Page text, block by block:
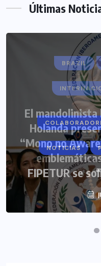
Últimas
NOTICIAS
FIPETUR se